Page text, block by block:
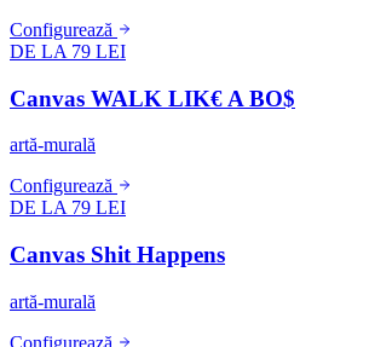
Configurează
DE LA 79 LEI
Canvas WALK LIK€ A BO$
artă-murală
Configurează
DE LA 79 LEI
Canvas Shit Happens
artă-murală
Configurează